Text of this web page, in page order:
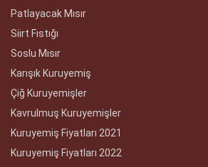
Patlayacak Mısır
Siirt Fıstığı
Soslu Mısır
Karışık Kuruyemiş
Çiğ Kuruyemişler
Kavrulmuş Kuruyemişler
Kuruyemiş Fiyatları 2021
Kuruyemiş Fiyatları 2022